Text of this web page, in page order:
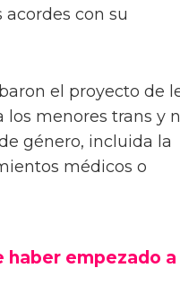
con su
el proyecto de
los menores trans y
género, incluida la
médicos o
haber empezado a